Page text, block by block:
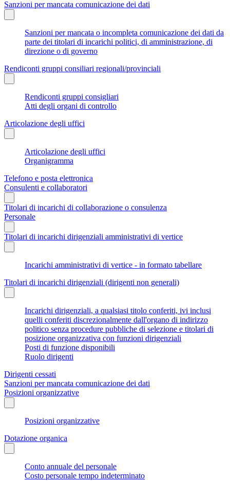
Sanzioni per mancata comunicazione dei dati
Sanzioni per mancata o incompleta comunicazione dei dati da
parte dei titolari di incarichi politici, di amministrazione, di
direzione o di governo
Rendiconti gruppi consiliari regionali/provinciali
Rendiconti gruppi consigliari
Atti degli organi di controllo
Articolazione degli uffici
Articolazione degli uffici
Organigramma
Telefono e posta elettronica
Consulenti e collaboratori
Titolari di incarichi di collaborazione o consulenza
Personale
Titolari di incarichi dirigenziali amministrativi di vertice
Incarichi amministrativi di vertice - in formato tabellare
Titolari di incarichi dirigenziali (dirigenti non generali)
Incarichi dirigenziali, a qualsiasi titolo conferiti, ivi inclusi
quelli conferiti discrezionalmente dall'organo di indirizzo
politico senza procedure pubbliche di selezione e titolari di
posizione organizzativa con funzioni dirigenziali
Posti di funzione disponibili
Ruolo dirigenti
Dirigenti cessati
Sanzioni per mancata comunicazione dei dati
Posizioni organizzative
Posizioni organizzative
Dotazione organica
Conto annuale del personale
Costo personale tempo indeterminato